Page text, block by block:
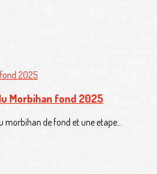
Morbihan fond 2025
morbihan de fond et une etape...